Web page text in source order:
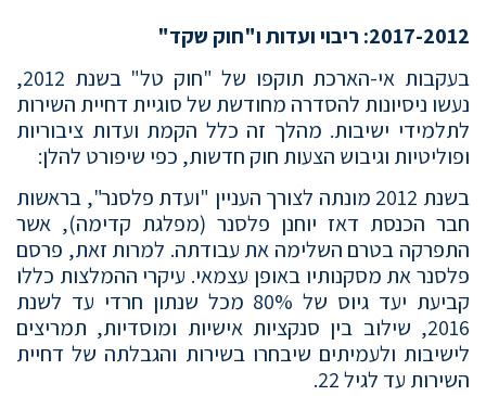
2017-2012: ריבוי ועדות ו"חוק שקד"
בעקבות אי-הארכת תוקפו של "חוק טל" בשנת 2012,
נעשו ניסיונות להסדרה מחודשת של סוגיית דחיית השירות
לתלמידי ישיבות. מהלך זה כלל הקמת ועדות ציבוריות
ופוליטיות וגיבוש הצעות חוק חדשות, כפי שיפורט להלן:
בשנת 2012 מונתה לצורך העניין "ועדת פלסנר", בראשות
חבר הכנסת דאז יוחנן פלסנר (מפלגת קדימה), אשר
התפרקה בטרם השלימה את עבודתה. למרות זאת, פרסם
פלסנר את מסקנותיו באופן עצמאי. עיקרי ההמלצות כללו
קביעת יעד גיוס של 80% מכל שנתון חרדי עד לשנת
2016, שילוב בין סנקציות אישיות ומוסדיות, תמריצים
לישיבות ולעמיתים שיבחרו בשירות והגבלתה של דחיית
השירות עד לגיל 22.